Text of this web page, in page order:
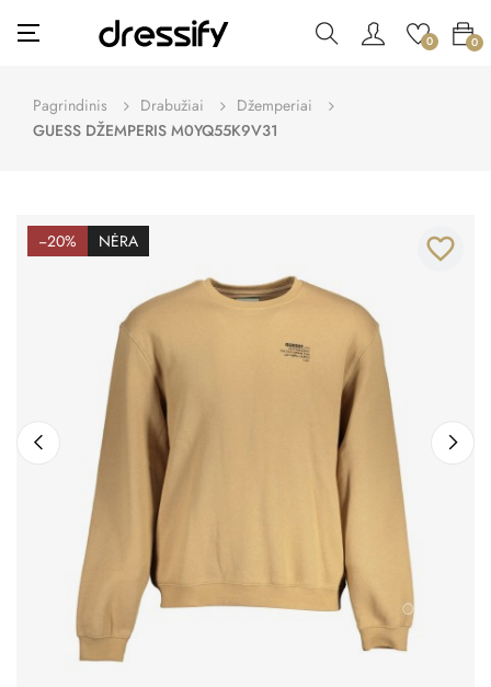
Toggle
navigation
☰ 0 0
Pagrindinis Drabužiai
Džemperiai
GUESS DŽEMPERIS M0YQ55K9V31
−20% NĖRA favorite_border